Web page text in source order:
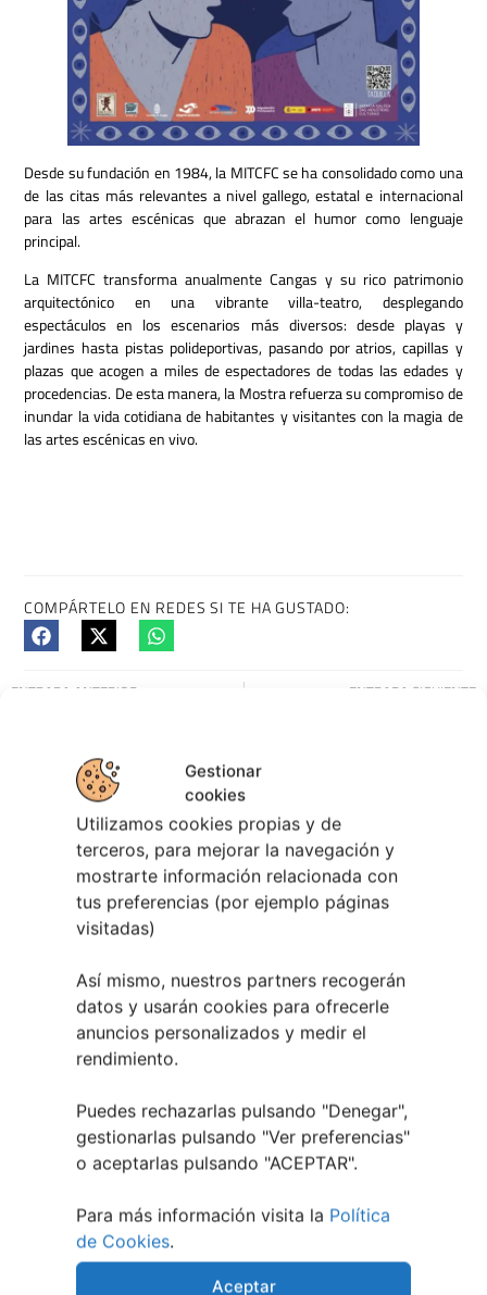
Gestionar
cookies
Utilizamos cookies propias y de
terceros, para mejorar la navegación y
mostrarte información relacionada con
tus preferencias (por ejemplo páginas
visitadas)
Así mismo, nuestros partners recogerán
datos y usarán cookies para ofrecerle
anuncios personalizados y medir el
rendimiento.
Puedes rechazarlas pulsando "Denegar",
gestionarlas pulsando "Ver preferencias"
o aceptarlas pulsando "ACEPTAR".
Para más información visita la Política
de Cookies.
Aceptar
Desde su fundación en 1984, la MITCFC se ha consolidado como una
de las citas más relevantes a nivel gallego, estatal e internacional
para las artes escénicas que abrazan el humor como lenguaje
principal.
La MITCFC transforma anualmente Cangas y su rico patrimonio
arquitectónico en una vibrante villa-teatro, desplegando
espectáculos en los escenarios más diversos: desde playas y
jardines hasta pistas polideportivas, pasando por atrios, capillas y
plazas que acogen a miles de espectadores de todas las edades y
procedencias. De esta manera, la Mostra refuerza su compromiso de
inundar la vida cotidiana de habitantes y visitantes con la magia de
las artes escénicas en vivo.
COMPÁRTELO EN REDES SI TE HA GUSTADO:
ENTRADA ANTERIOR ENTRADA SIGUIENTE
TAMBIÉN PODRÍA GUSTARTE:
Así serán las Fiestas de la Peregrina 2026
4 agosto, 2026